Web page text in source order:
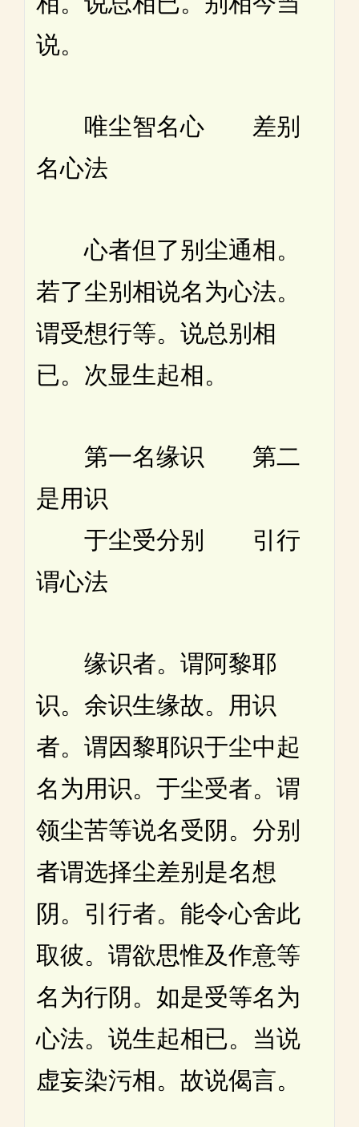
说。
唯尘智名心 差别
名心法
心者但了别尘通相。
若了尘别相说名为心法。
谓受想行等。说总别相
已。次显生起相。
第一名缘识 第二
是用识
于尘受分别 引行
谓心法
缘识者。谓阿黎耶
识。余识生缘故。用识
者。谓因黎耶识于尘中起
名为用识。于尘受者。谓
领尘苦等说名受阴。分别
者谓选择尘差别是名想
阴。引行者。能令心舍此
取彼。谓欲思惟及作意等
名为行阴。如是受等名为
心法。说生起相已。当说
虚妄染污相。故说偈言。